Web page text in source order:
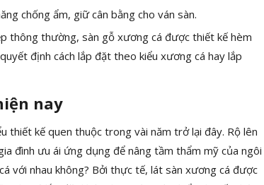
chống ẩm, giữ cân bằng cho ván sàn.
thông thường, sàn gỗ xương cá được thiết kế hèm
định cách lắp đặt theo kiểu xương cá hay lắp
nay
thiết kế quen thuộc trong vài năm trở lại đây. Rộ lên
đình ưu ái ứng dụng để nâng tầm thẩm mỹ của ngôi
với nhau không? Bởi thực tế, lát sàn xương cá được